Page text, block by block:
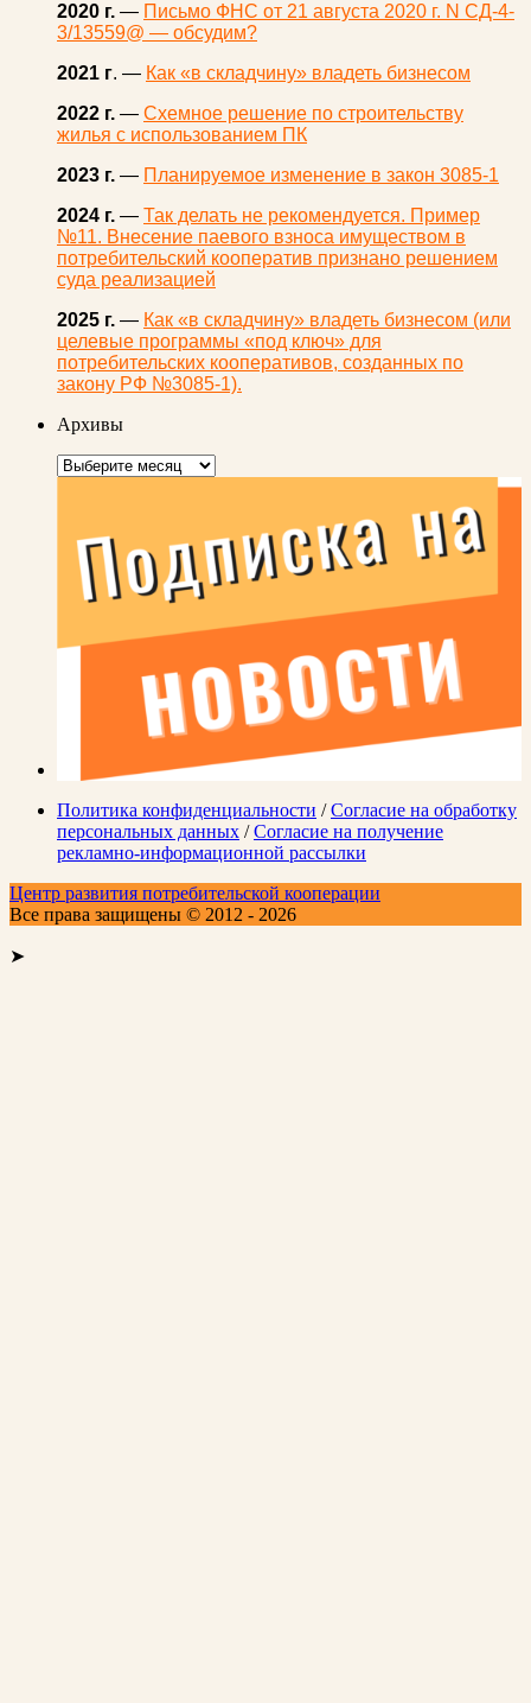
2020 г. — Письмо ФНС от 21 августа 2020 г. N СД-4-
3/13559@ — обсудим?
2021 г. — Как «в складчину» владеть бизнесом
2022 г. — Схемное решение по строительству
жилья с использованием ПК
2023 г. — Планируемое изменение в закон 3085-1
2024 г. — Так делать не рекомендуется. Пример
№11. Внесение паевого взноса имуществом в
потребительский кооператив признано решением
суда реализацией
2025 г. — Как «в складчину» владеть бизнесом (или
целевые программы «под ключ» для
потребительских кооперативов, созданных по
закону РФ №3085-1).
Архивы
Архивы
Политика конфиденциальности /Согласие на обработку
персональных данных /Согласие на получение
рекламно-информационной рассылки
Центр развития потребительской кооперации
Все права защищены © 2012 - 2026
➤